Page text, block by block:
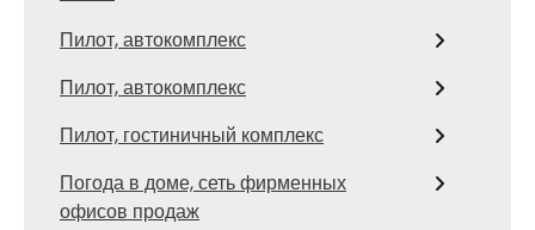
Пилот, автокомплекс
Пилот, автокомплекс
Пилот, гостиничный комплекс
Погода в доме, сеть фирменных
офисов продаж